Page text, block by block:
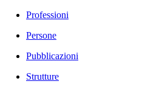
Professioni
Persone
Pubblicazioni
Strutture